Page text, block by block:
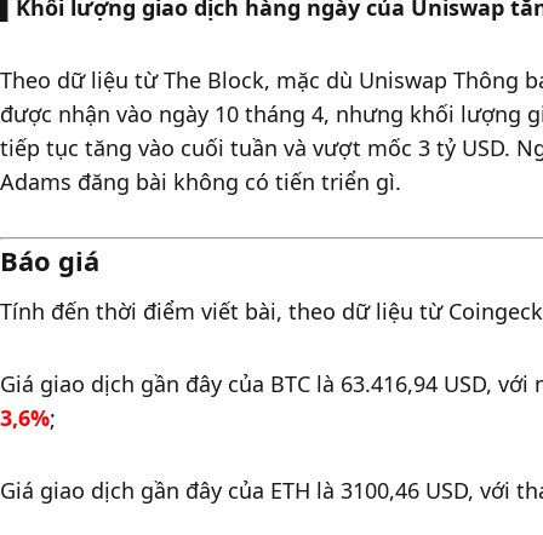
Khối lượng giao dịch hàng ngày của Uniswap
Theo dữ liệu từ The Block, mặc dù Uniswap Thông
được nhận vào ngày 10 tháng 4, nhưng khối lượng
tiếp tục tăng vào cuối tuần và vượt mốc 3 tỷ USD.
Adams đăng bài không có tiến triển gì.
Báo giá
Tính đến thời điểm viết bài, theo dữ liệu từ
Giá giao dịch gần đây của BTC là 63.416,94 USD,
3,6%;
Giá giao dịch gần đây của ETH là 3100,46 USD, với